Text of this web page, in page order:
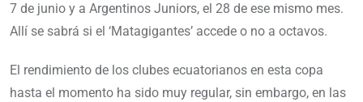
7 de junio y a Argentinos Juniors, el 28 de ese mismo mes.
Allí se sabrá si el ‘Matagigantes’ accede o no a octavos.
El rendimiento de los clubes ecuatorianos en esta copa
hasta el momento ha sido muy regular, sin embargo, en las